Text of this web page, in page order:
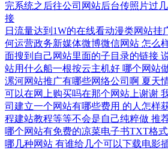
完系统之后往公司网站后台传照片过
接
日流量达到1W的在线看动漫类网站挂
何运营政务新媒体微博微信网站 怎么
面搜到自己网站里面的子目录的链接
站用什么船一根按云主机好 哪个网站
漯河网站推广有哪些网络公司啊 夏天
可以在网上购买吗在那个网站上谢谢
司建立一个网站有哪些费用 的人怎样
程建站教程等等不会是自己纯粹做 推
哪个网站有免费的凉菜电子书TXT格
哪几种网站 有谁给几个可以下载电影